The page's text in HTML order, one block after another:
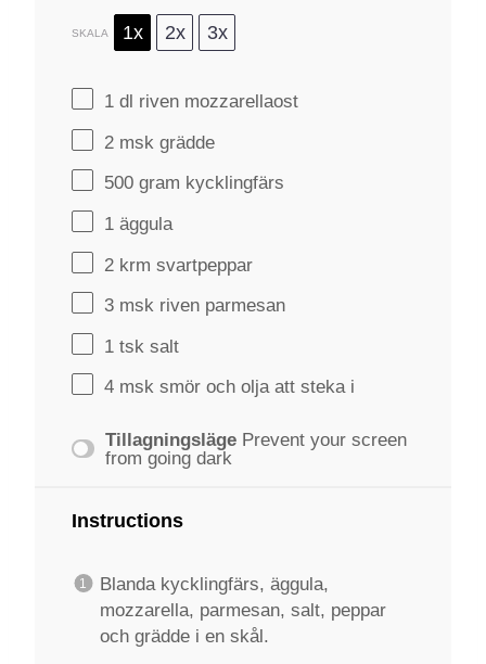
SKALA 1x 2x 3x
1 dl riven mozzarellaost
2 msk grädde
500 gram kycklingfärs
1 äggula
2 krm svartpeppar
3 msk riven parmesan
1 tsk salt
4 msk smör och olja att steka i
Tillagningsläge Prevent your screen
from going dark
Instructions
Blanda kycklingfärs, äggula,
mozzarella, parmesan, salt, peppar
och grädde i en skål.